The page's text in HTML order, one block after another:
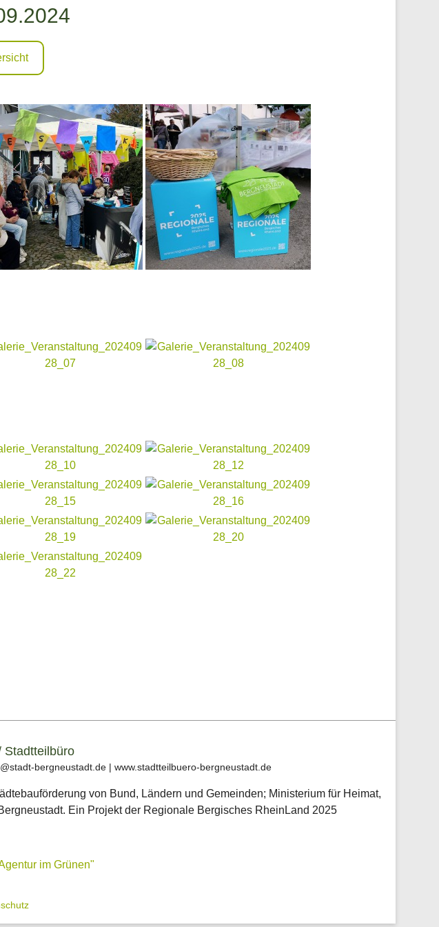
Stadtteilbüro
bergneustadt.de | www.stadtteilbuero-bergneustadt.de